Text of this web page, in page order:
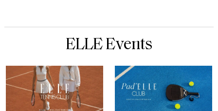
ELLE Events